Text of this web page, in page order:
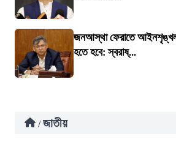
জনআস্থা ফেরাতে আইনশৃঙ্খলা
হতে হবে: স্বরাষ্...
/ জাতীয়